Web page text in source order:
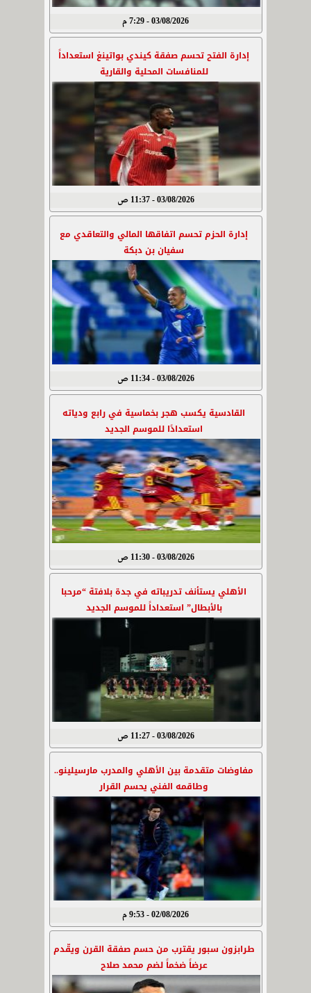
03/08/2026 - 7:29 م
إدارة الفتح تحسم صفقة كيندي بواتينغ استعداداً
للمنافسات المحلية والقارية
03/08/2026 - 11:37 ص
إدارة الحزم تحسم اتفاقها المالي والتعاقدي مع
سفيان بن دبكة
03/08/2026 - 11:34 ص
القادسية يكسب هجر بخماسية في رابع ودياته
استعدادًا للموسم الجديد
03/08/2026 - 11:30 ص
الأهلي يستأنف تدريباته في جدة بلافتة “مرحبا
بالأبطال” استعداداً للموسم الجديد
03/08/2026 - 11:27 ص
مفاوضات متقدمة بين الأهلي والمدرب مارسيلينو..
وطاقمه الفني يحسم القرار
02/08/2026 - 9:53 م
طرابزون سبور يقترب من حسم صفقة القرن ويقّدم
عرضاً ضخماً لضم محمد صلاح